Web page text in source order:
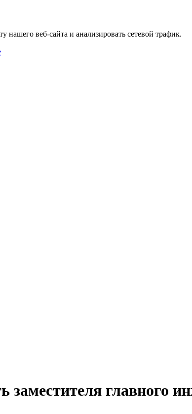
веб-сайта и анализировать сетевой трафик.
заместителя главного